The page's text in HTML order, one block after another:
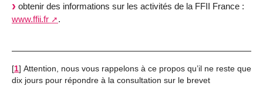
obtenir des informations sur les activités de la FFII France :
www.ffii.fr
.
[1] Attention, nous vous rappelons à ce propos qu’il ne reste que
dix jours pour répondre à la consultation sur le brevet